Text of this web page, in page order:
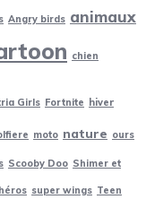
Angry birds animaux
chien
Girls Fortnite hiver
moto nature ours
Scooby Doo Shimer et
super wings Teen